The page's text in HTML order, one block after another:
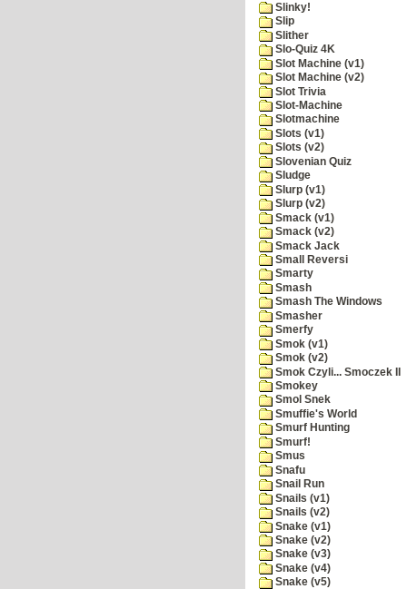
Slinky!
Slip
Slither
Slo-Quiz 4K
Slot Machine (v1)
Slot Machine (v2)
Slot Trivia
Slot-Machine
Slotmachine
Slots (v1)
Slots (v2)
Slovenian Quiz
Sludge
Slurp (v1)
Slurp (v2)
Smack (v1)
Smack (v2)
Smack Jack
Small Reversi
Smarty
Smash
Smash The Windows
Smasher
Smerfy
Smok (v1)
Smok (v2)
Smok Czyli... Smoczek II
Smokey
Smol Snek
Smuffie's World
Smurf Hunting
Smurf!
Smus
Snafu
Snail Run
Snails (v1)
Snails (v2)
Snake (v1)
Snake (v2)
Snake (v3)
Snake (v4)
Snake (v5)